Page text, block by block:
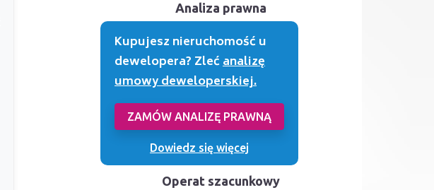
Analiza prawna
Kupujesz nieruchomość u
dewelopera? Zlećanalizę
umowy deweloperskiej.
ZAMÓW ANALIZĘ PRAWNĄ
Dowiedz się więcej
Operat szacunkowy